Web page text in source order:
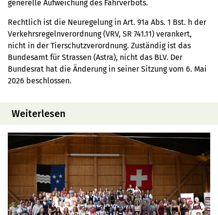
generelle Aufweichung des Fahrverbots.
Rechtlich ist die Neuregelung in Art. 91a Abs. 1 Bst. h der
Verkehrsregelnverordnung (VRV, SR 741.11) verankert,
nicht in der Tierschutzverordnung. Zuständig ist das
Bundesamt für Strassen (Astra), nicht das BLV. Der
Bundesrat hat die Änderung in seiner Sitzung vom 6. Mai
2026 beschlossen.
Weiterlesen